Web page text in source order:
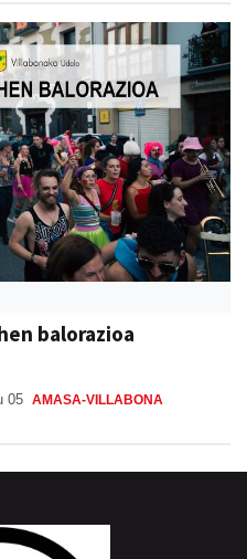
balorazioa
05 AMASA-VILLABONA